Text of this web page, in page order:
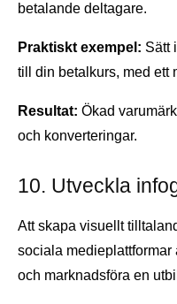
betalande deltagare.
Praktiskt exempel: Sätt
till din betalkurs, med ett
Resultat: Ökad
och konverteringar.
10. Utveckla
Att skapa visuellt
sociala medieplattformar
och marknadsföra en